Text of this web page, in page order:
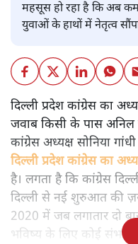
महसूस हो रहा है कि अब
युवाओं के हाथों में नेतृत्व
दिल्ली प्रदेश कांग्रेस का
जवाब किसी के पास अनिल
कांग्रेस अध्यक्ष सोनिया
दिल्ली प्रदेश कांग्रेस का
है। लगता है कि कांग्रेस
दिल्ली से नई शुरुआत की
2020 में जब लगातार दो
भविष्य के लिए कोई